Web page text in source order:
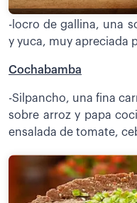
-locro de gallina, una
y yuca, muy apreciada
Cochabamba
-Silpancho, una fina
sobre arroz y papa
ensalada de tomate,